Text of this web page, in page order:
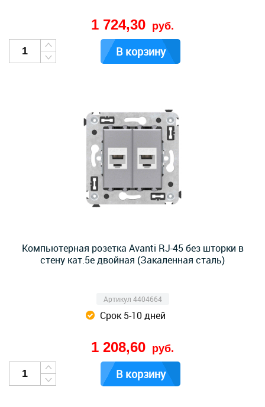
1 724,30 руб.
В корзину
Компьютерная розетка Avanti RJ-45 без шторки в
стену кат.5е двойная (Закаленная сталь)
Артикул 4404664
Срок 5-10 дней
1 208,60 руб.
В корзину